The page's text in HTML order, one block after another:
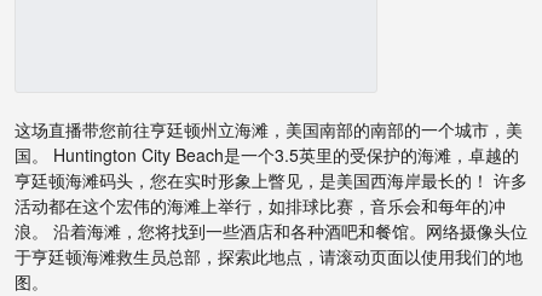
这场直播带您前往亨廷顿州立海滩，美国南部的南部的一个城市，美
国。 Huntington City Beach是一个3.5英里的受保护的海滩，卓越的
亨廷顿海滩码头，您在实时形象上瞥见，是美国西海岸最长的！ 许多
活动都在这个宏伟的海滩上举行，如排球比赛，音乐会和每年的冲
浪。 沿着海滩，您将找到一些酒店和各种酒吧和餐馆。网络摄像头位
于亨廷顿海滩救生员总部，探索此地点，请滚动页面以使用我们的地
图。